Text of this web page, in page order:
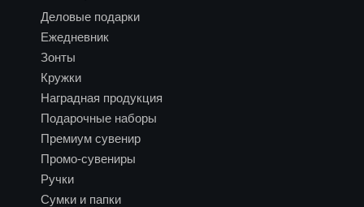
Деловые подарки
Ежедневник
Зонты
Кружки
Наградная продукция
Подарочные наборы
Премиум сувенир
Промо-сувениры
Ручки
Сумки и папки